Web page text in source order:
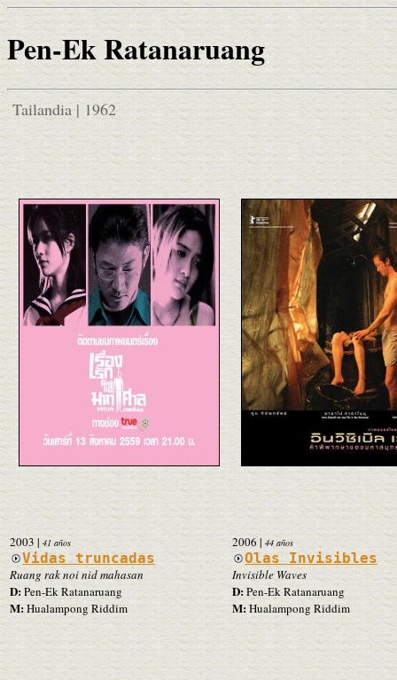
Pen-Ek Ratanaruang
Tailandia | 1962
2003 | 41 años
Vidas truncadas
Ruang rak noi nid mahasan
D:Pen-Ek Ratanaruang
M:Hualampong Riddim
2006 | 44 años
Olas Invisibles
Invisible Waves
D:Pen-Ek Ratanaruang
M:Hualampong Riddim